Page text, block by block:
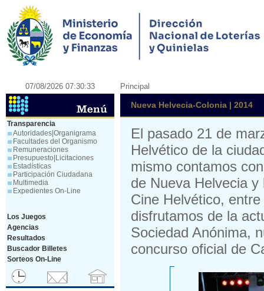
07/08/2026 07:30:33 Principal
Transparencia
Autoridades|Organigrama
Facultades del Organismo
Remuneraciones
Presupuesto|Licitaciones
Estadísticas
Participación Ciudadana
Multimedia
Expedientes On-Line
Los Juegos
Agencias
Resultados
Buscador Billetes
Sorteos On-Line
Nueva Helvecia-Colonia | 2014
El pasado 21 de
Helvético de la
mismo contamos
de Nueva Helvecia
Cine Helvético,
disfrutamos de la
Sociedad Anónima,
concurso oficial de